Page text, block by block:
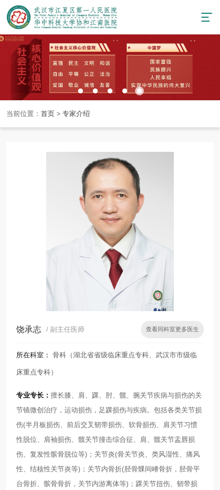
当前位置：首页 >专家介绍
查看同科室更多医生
饶承志 / 副主任医师
所在科室：骨科（湖北省省级临床重点专科、武汉市市级临
床重点专科）
专业专长：擅长膝、肩、踝、肘、髋、腕关节疾病与损伤的关
节镜微创治疗，运动损伤，足踝损伤与疾病。包括各类关节损
伤(半月板损伤、前后交叉韧带损伤、软骨损伤、肩关节习惯
性脱位、肩袖损伤、髋关节撞击综合征、肩、髋关节盂唇损
伤、复发性髌骨脱位等)；关节炎(骨关节炎、类风湿性、痛风
性、结核性关节炎等)；关节内骨折(胫骨髁间嵴骨折，胫骨平
台骨折、髌骨骨折，关节内游离体等)；踝关节扭伤、韧带损